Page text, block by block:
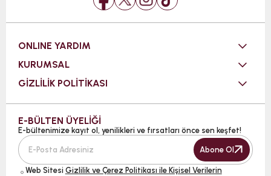
ONLINE YARDIM
KURUMSAL
GİZLİLİK POLİTİKASI
E-BÜLTEN ÜYELİĞİ
E-bültenimize kayıt ol, yenilikleri ve fırsatları önce sen keşfet!
Abone Ol
Web Sitesi Gizlilik ve Çerez Politikası ile Kişisel Verilerin